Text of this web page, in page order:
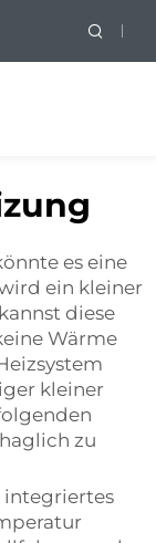
es eine
ein kleiner
diese
Wärme
kleiner
zu
integriertes